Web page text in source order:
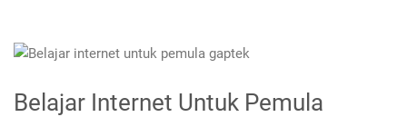
Belajar Internet Untuk Pemula